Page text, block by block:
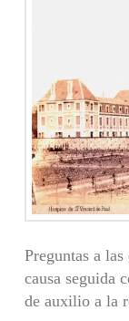
Preguntas a
causa seguida
de auxilio a la